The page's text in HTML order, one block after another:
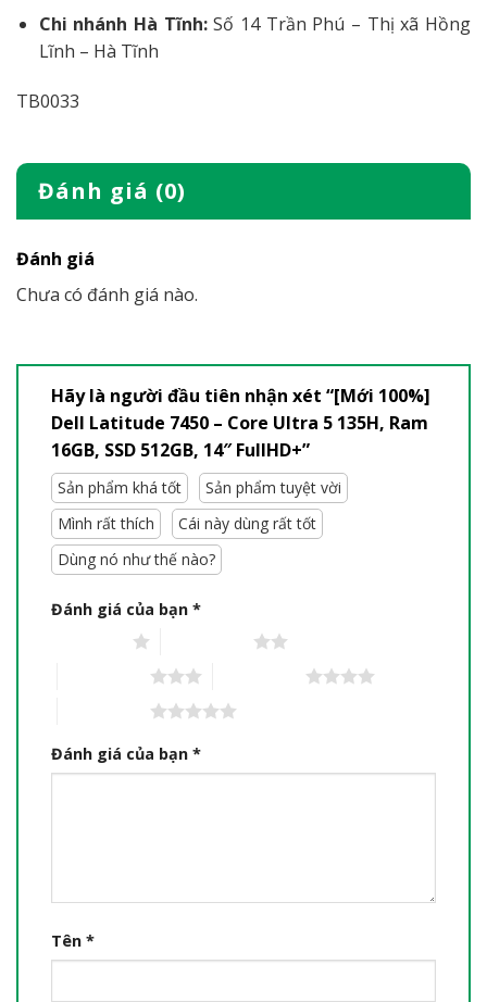
Chi nhánh Hà Tĩnh:Số 14 Trần Phú – Thị xã Hồng
Lĩnh – Hà Tĩnh
TB0033
Đánh giá (0)
Đánh giá
Chưa có đánh giá nào.
Hãy là người đầu tiên nhận xét “[Mới 100%]
Dell Latitude 7450 – Core Ultra 5 135H, Ram
16GB, SSD 512GB, 14″ FullHD+”
Sản phẩm khá tốt
Sản phẩm tuyệt vời
Mình rất thích
Cái này dùng rất tốt
Dùng nó như thế nào?
Đánh giá của bạn *
Đánh giá của bạn *
Tên *